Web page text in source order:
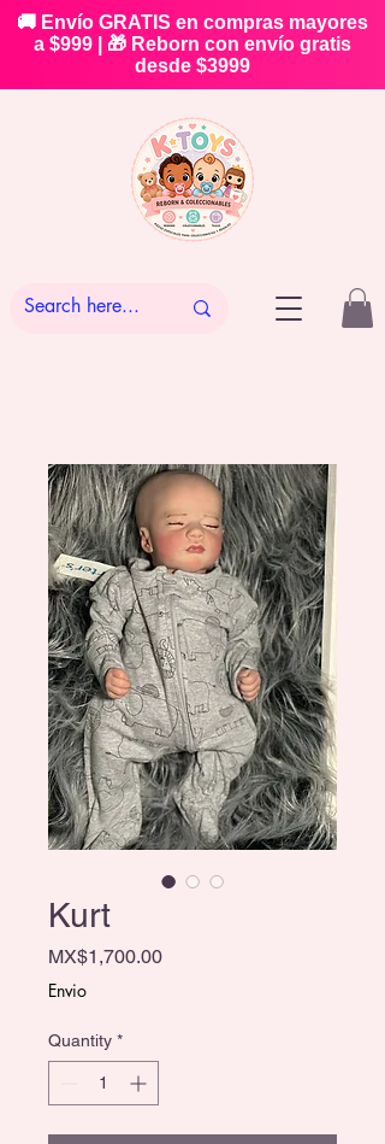
🚚 Envío GRATIS en compras mayores
a $999 | 🎁 Reborn con envío gratis
desde $3999
Kurt
MX$1,700.00Price
Envio
Quantity *